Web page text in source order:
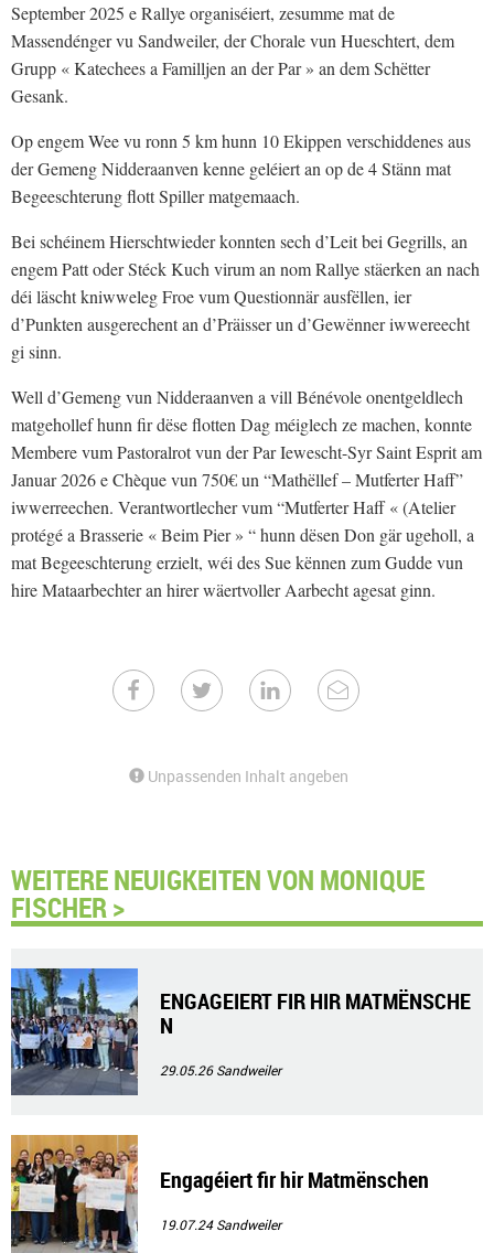
September 2025 e Rallye organiséiert, zesumme mat de
Massendénger vu Sandweiler, der Chorale vun Hueschtert, dem
Grupp « Katechees a Familljen an der Par » an dem Schëtter
Gesank.
Op engem Wee vu ronn 5 km hunn 10 Ekippen verschiddenes aus
der Gemeng Nidderaanven kenne geléiert an op de 4 Stänn mat
Begeeschterung flott Spiller matgemaach.
Bei schéinem Hierschtwieder konnten sech d’Leit bei Gegrills, an
engem Patt oder Stéck Kuch virum an nom Rallye stäerken an nach
déi läscht kniwweleg Froe vum Questionnär ausfëllen, ier
d’Punkten ausgerechent an d’Präisser un d’Gewënner iwwereecht
gi sinn.
Well d’Gemeng vun Nidderaanven a vill Bénévole onentgeldlech
matgehollef hunn fir dëse flotten Dag méiglech ze machen, konnte
Membere vum Pastoralrot vun der Par Iewescht-Syr Saint Esprit am
Januar 2026 e Chèque vun 750€ un “Mathëllef – Mutferter Haff”
iwwerreechen. Verantwortlecher vum “Mutferter Haff « (Atelier
protégé a Brasserie « Beim Pier » “ hunn dësen Don gär ugeholl, a
mat Begeeschterung erzielt, wéi des Sue kënnen zum Gudde vun
hire Mataarbechter an hirer wäertvoller Aarbecht agesat ginn.
Unpassenden Inhalt angeben
WEITERE NEUIGKEITEN VON MONIQUE
FISCHER >
ENGAGEIERT FIR HIR MATMËNSCHE
N
29.05.26Sandweiler
Engagéiert fir hir Matmënschen
19.07.24Sandweiler